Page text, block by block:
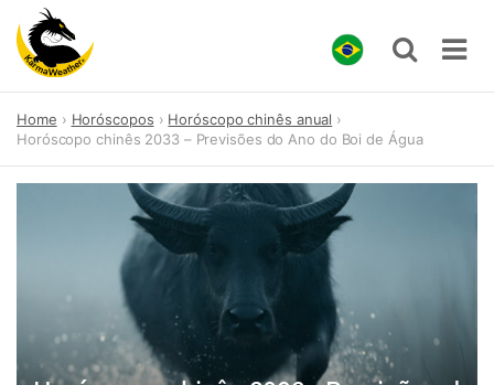
content
Home Horóscopos
Horóscopo chinês anual
Horóscopo chinês 2033 – Previsões do Ano do Boi de Água